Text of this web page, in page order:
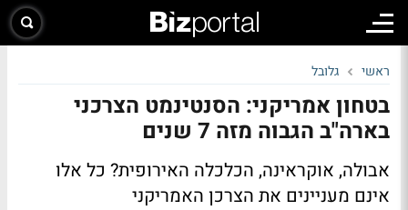
ראשי גלובל
בטחון אמריקני: הסנטינמט הצרכני
בארה"ב הגבוה מזה 7 שנים
אבולה, אוקראינה, הכלכלה האירופית? כל אלו
אינם מעניינים את הצרכן האמריקני